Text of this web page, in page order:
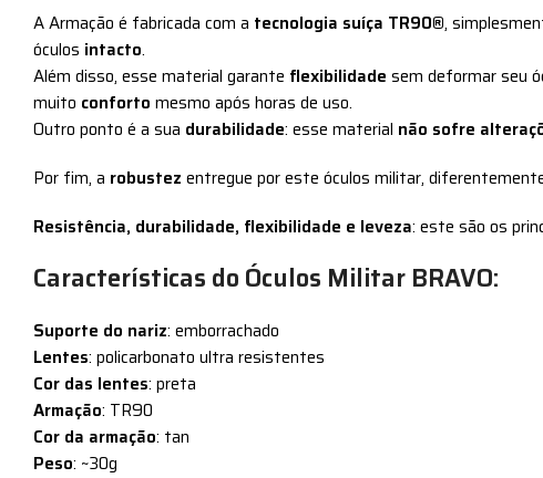
A Armação é fabricada com a tecnologia suíça TR90®,
óculos intacto.
Além disso, esse material garante flexibilidade sem deformar seu
muito conforto mesmo após horas de uso.
Outro ponto é a sua durabilidade: esse material não sofre
Por fim, a robustez entregue por este óculos militar,
Resistência, durabilidade, flexibilidade e leveza: este são os
Características do Óculos Militar BRAVO:
Suporte do nariz: emborrachado
Lentes: policarbonato ultra resistentes
Cor das lentes: preta
Armação: TR90
Cor da armação: tan
Peso: ~30g